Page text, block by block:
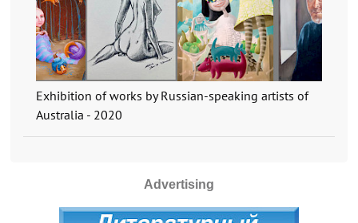
Exhibition of works by Russian-speaking artists of
Australia - 2020
Advertising